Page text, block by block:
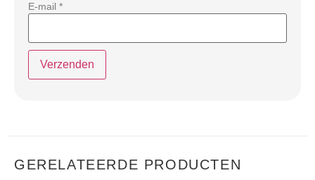
E-mail *
GERELATEERDE PRODUCTEN